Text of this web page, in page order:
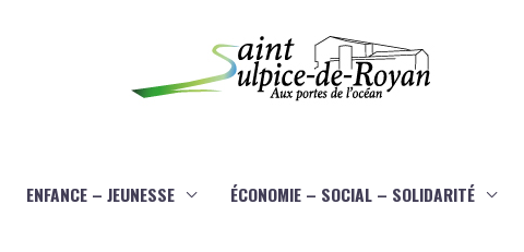
ENFANCE – JEUNESSE ÉCONOMIE – SOCIAL – SOLIDARITÉ